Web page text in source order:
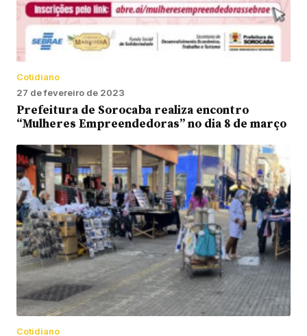
Cotidiano
27 de fevereiro de 2023
Prefeitura de Sorocaba realiza encontro
“Mulheres Empreendedoras” no dia 8 de março
Cotidiano